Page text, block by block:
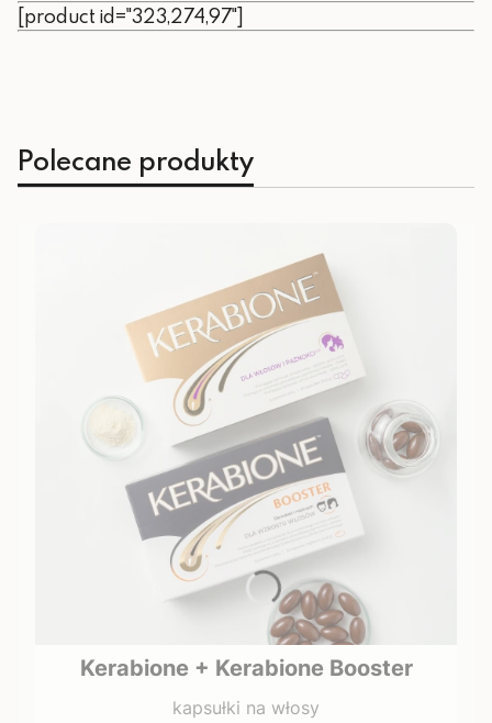
[product id="323,274,97"]
Polecane produkty
Kerabione + Kerabione Booster
kapsułki na włosy